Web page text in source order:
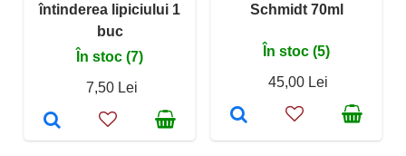
întinderea lipiciului 1
buc
În stoc (7)
7,50 Lei
Schmidt 70ml
În stoc (5)
45,00 Lei